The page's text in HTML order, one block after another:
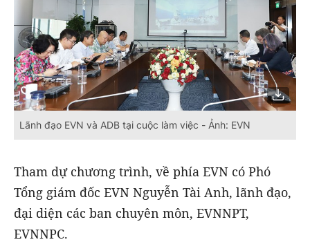
Lãnh đạo EVN và ADB tại cuộc làm việc - Ảnh: EVN
Tham dự chương trình, về phía EVN có Phó
Tổng giám đốc EVN Nguyễn Tài Anh, lãnh đạo,
đại diện các ban chuyên môn, EVNNPT,
EVNNPC.